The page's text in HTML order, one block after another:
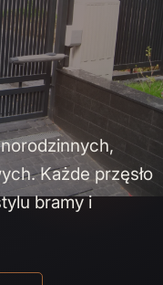
Każde przęsło
bramy i